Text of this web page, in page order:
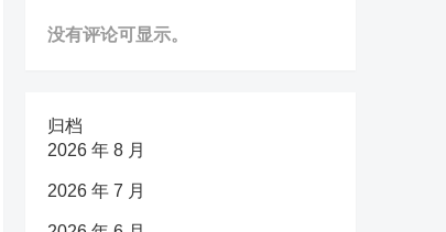
没有评论可显示。
归档
2026 年 8 月
2026 年 7 月